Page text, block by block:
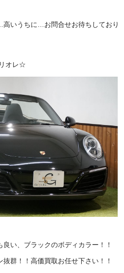
いうちに…お問合せお待ちしており
オレ☆
い、ブラックのボディカラー！！
群！！高価買取お任せ下さい！！